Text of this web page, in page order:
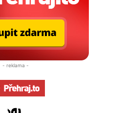
- reklama -